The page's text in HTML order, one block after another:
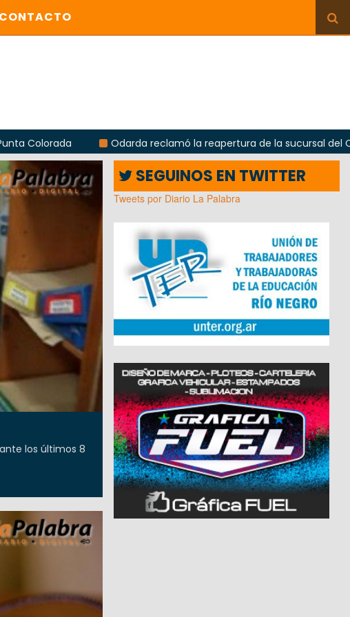
CONTACTO
Odarda reclamó la reapertura de la sucursal del Correo
los últimos 8
SEGUINOS EN TWITTER
Tweets por Diario La Palabra